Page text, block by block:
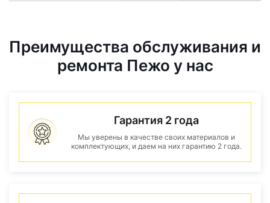
Преимущества обслуживания и
ремонта Пежо у нас
Гарантия 2 года
Мы уверены в качестве своих материалов и
комплектующих, и даем на них гарантию 2 года.